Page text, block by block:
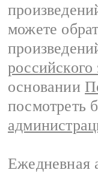
можете
российского
основании
посмотреть
Ежедневная